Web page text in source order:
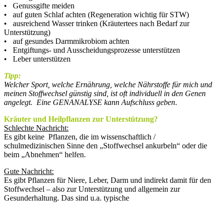
• Genussgifte meiden
• auf guten Schlaf achten (Regeneration wichtig für STW)
• ausreichend Wasser trinken (Kräutertees nach Bedarf zur
Unterstützung)
• auf gesundes Darmmikrobiom achten
• Entgiftungs- und Ausscheidungsprozesse unterstützen
• Leber unterstützen
Tipp:
Welcher Sport, welche Ernährung, welche Nährstoffe für mich und
meinen Stoffwechsel günstig sind, ist oft individuell in den Genen
angelegt. Eine GENANALYSE kann Aufschluss geben.
Kräuter und Heilpflanzen zur Unterstützung?
Schlechte Nachricht:
Es gibt keine Pflanzen, die im wissenschaftlich /
schulmedizinischen Sinne den „Stoffwechsel ankurbeln“ oder die
beim „Abnehmen“ helfen.
Gute Nachricht:
Es gibt Pflanzen für Niere, Leber, Darm und indirekt damit für den
Stoffwechsel – also zur Unterstützung und allgemein zur
Gesunderhaltung. Das sind u.a. typische